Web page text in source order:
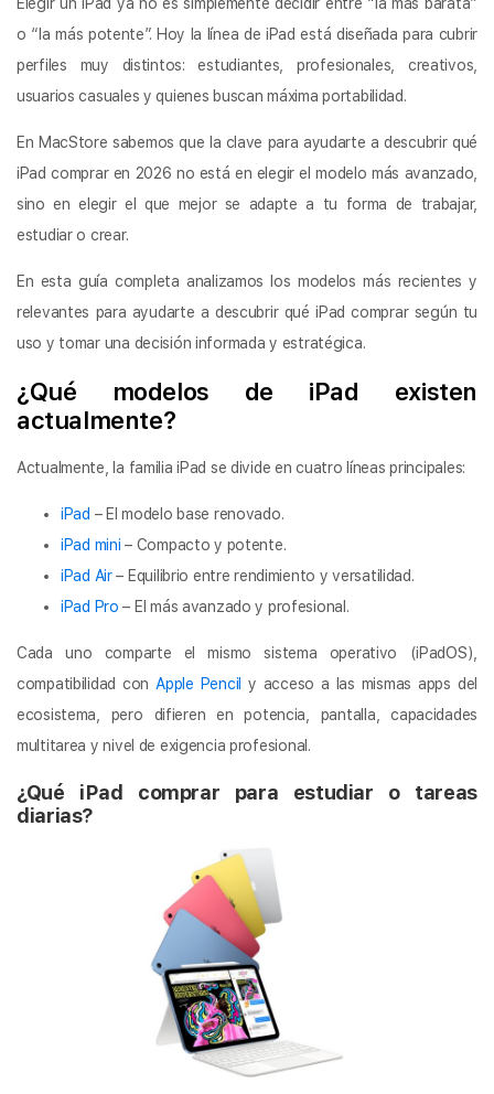
o “la más potente”. Hoy la línea de iPad está diseñada para cubrir
perfiles muy distintos: estudiantes, profesionales, creativos,
usuarios casuales y quienes buscan máxima portabilidad.
En MacStore sabemos que la clave para ayudarte a descubrir qué
iPad comprar en 2026 no está en elegir el modelo más avanzado,
sino en elegir el que mejor se adapte a tu forma de trabajar,
estudiar o crear.
En esta guía completa analizamos los modelos más recientes y
relevantes para ayudarte a descubrir qué iPad comprar según tu
uso y tomar una decisión informada y estratégica.
¿Qué modelos de iPad existen
actualmente?
Actualmente, la familia iPad se divide en cuatro líneas principales:
iPad – El modelo base renovado.
iPad mini – Compacto y potente.
iPad Air– Equilibrio entre rendimiento y versatilidad.
iPad Pro – El más avanzado y profesional.
Cada uno comparte el mismo sistema operativo (iPadOS),
compatibilidad conApple Pencil y acceso a las mismas apps del
ecosistema, pero difieren en potencia, pantalla, capacidades
multitarea y nivel de exigencia profesional.
¿Qué iPad comprar para estudiar o tareas
diarias?